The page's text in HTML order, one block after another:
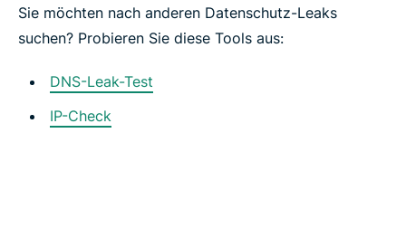
Sie möchten nach anderen Datenschutz-Leaks
suchen? Probieren Sie diese Tools aus:
DNS-Leak-Test
IP-Check